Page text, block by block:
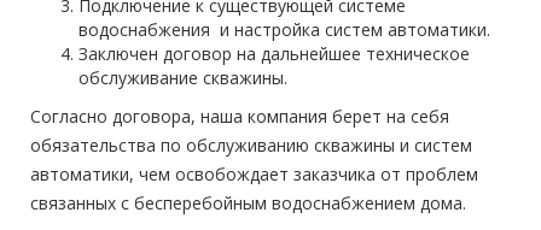
Подключение к существующей системе
водоснабжения и настройка систем автоматики.
Заключен договор на дальнейшее техническое
обслуживание скважины.
Согласно договора, наша компания берет на себя
обязательства по обслуживанию скважины и систем
автоматики, чем освобождает заказчика от проблем
связанных с бесперебойным водоснабжением дома.